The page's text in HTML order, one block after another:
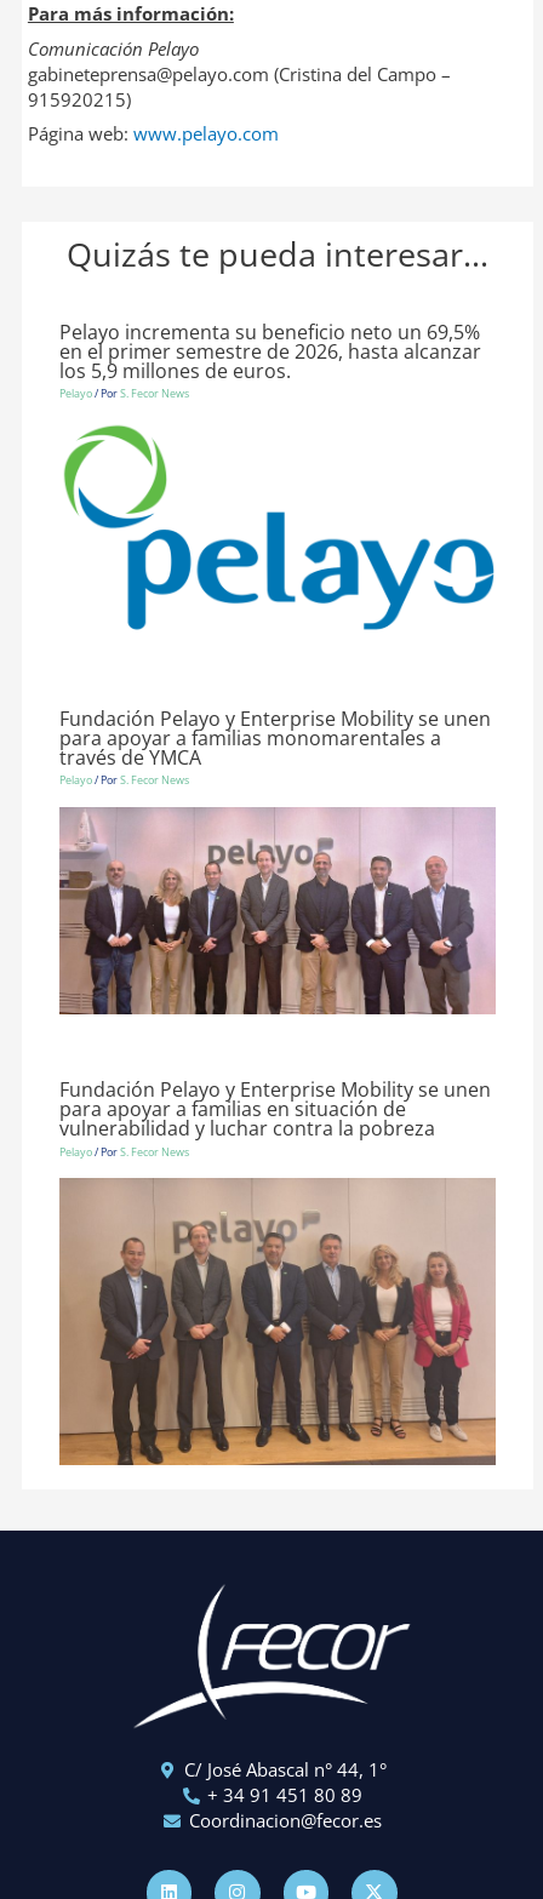
Para más información:
Comunicación Pelayo
gabineteprensa@pelayo.com (Cristina del Campo –
915920215)
Página web: www.pelayo.com
Quizás te pueda interesar...
Pelayo incrementa su beneficio neto un 69,5%
en el primer semestre de 2026, hasta alcanzar
los 5,9 millones de euros.
Pelayo/ PorS. Fecor News
Fundación Pelayo y Enterprise Mobility se unen
para apoyar a familias monomarentales a
través de YMCA
Pelayo/ PorS. Fecor News
Fundación Pelayo y Enterprise Mobility se unen
para apoyar a familias en situación de
vulnerabilidad y luchar contra la pobreza
Pelayo/ PorS. Fecor News
C/ José Abascal n° 44, 1°
+ 34 91 451 80 89
Coordinacion@fecor.es
L
i
I
n
Y
o
X
-